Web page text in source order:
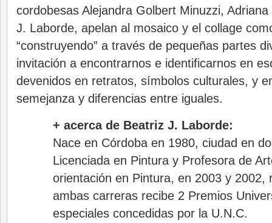
cordobesas Alejandra Golbert Minuzzi,
J. Laborde, apelan al mosaico y el collage
“construyendo” a través de pequeñas partes
invitación a encontrarnos e identificarnos en
devenidos en retratos, símbolos culturales, y
semejanza y diferencias entre iguales.
+ acerca de Beatriz J. Laborde:
Nace en Córdoba en 1980, ciudad en
Licenciada en Pintura y Profesora de
orientación en Pintura, en 2003 y 2002,
ambas carreras recibe 2 Premios
especiales concedidas por la U.N.C.